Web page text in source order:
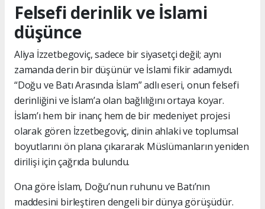
Felsefi derinlik ve İslami
düşünce
Aliya İzzetbegoviç, sadece bir siyasetçi değil; aynı
zamanda derin bir düşünür ve İslami fikir adamıydı.
“Doğu ve Batı Arasında İslam” adlı eseri, onun felsefi
derinliğini ve İslam’a olan bağlılığını ortaya koyar.
İslam’ı hem bir inanç hem de bir medeniyet projesi
olarak gören İzzetbegoviç, dinin ahlaki ve toplumsal
boyutlarını ön plana çıkararak Müslümanların yeniden
dirilişi için çağrıda bulundu.
Ona göre İslam, Doğu’nun ruhunu ve Batı’nın
maddesini birleştiren dengeli bir dünya görüşüdür.